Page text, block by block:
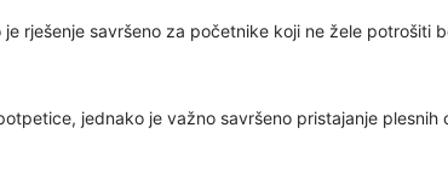
rješenje savršeno za početnike koji ne žele potrošiti
jednako je važno savršeno pristajanje